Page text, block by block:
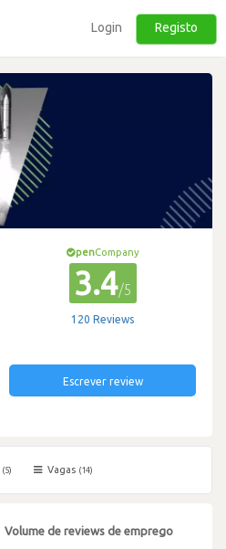
Login Registo
penCompany
3.4/5
120 Reviews
Escrever review
(5) Vagas (14)
Volume de reviews de emprego